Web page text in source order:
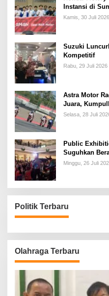
Instansi di
Kamis, 30 Juli 2026
Suzuki
Kompetitif
Rabu, 29 Juli 2026
Astra Motor
Juara,
Racing Series
Selasa, 28 Juli
Public
Suguhkan
Modifikasi
Minggu, 26 Juli
Politik Terbaru
Olahraga Terbaru